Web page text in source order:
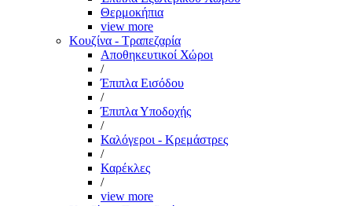
Θερμοκήπια
view more
Κουζίνα - Τραπεζαρία
Αποθηκευτικοί Χώροι
/
Έπιπλα Εισόδου
/
Έπιπλα Υποδοχής
/
Καλόγεροι - Κρεμάστρες
/
Καρέκλες
/
view more